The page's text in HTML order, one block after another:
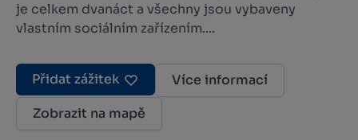
je celkem dvanáct a všechny jsou vybaveny
vlastním sociálním zařízením....
Přidat zážitek
Více informací
Zobrazit na mapě